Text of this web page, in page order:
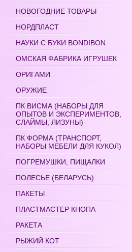
НОВОГОДНИЕ ТОВАРЫ
НОРДПЛАСТ
НАУКИ С БУКИ BONDIBON
ОМСКАЯ ФАБРИКА ИГРУШЕК
ОРИГАМИ
ОРУЖИЕ
ПК ВИСМА (НАБОРЫ ДЛЯ
ОПЫТОВ И ЭКСПЕРИМЕНТОВ,
СЛАЙМЫ, ЛИЗУНЫ)
ПК ФОРМА (ТРАНСПОРТ,
НАБОРЫ МЕБЕЛИ ДЛЯ КУКОЛ)
ПОГРЕМУШКИ, ПИЩАЛКИ
ПОЛЕСЬЕ (БЕЛАРУСЬ)
ПАКЕТЫ
ПЛАСТМАСТЕР КНОПА
РАКЕТА
РЫЖИЙ КОТ